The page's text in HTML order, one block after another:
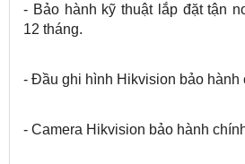
- Bảo hành kỹ thuật lắp đặt tận
12 tháng.
- Đầu ghi hình Hikvision bảo hành
- Camera Hikvision bảo hành